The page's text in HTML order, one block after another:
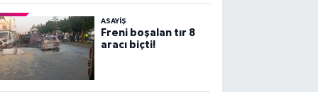
ASAYİŞ
Freni boşalan tır 8
aracı biçti!